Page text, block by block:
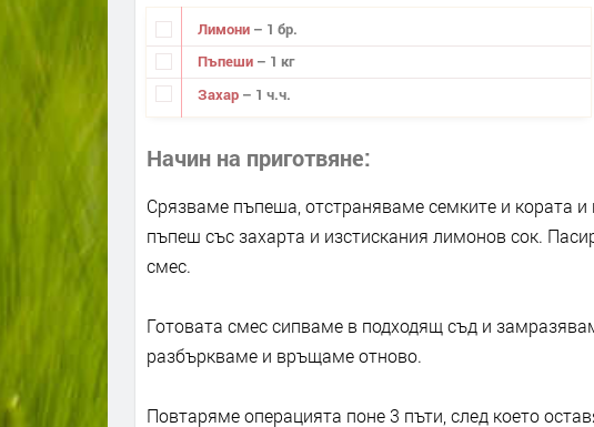
Лимони – 1 бр.
Пъпеши – 1 кг
Захар – 1 ч.ч.
Начин на приготвяне
Срязваме пъпеша, отстраняваме семките и кората
пъпеш със захарта и изстискания лимонов сок.
смес.
Готовата смес сипваме в подходящ съд и
разбъркваме и връщаме отново.
Повтаряме операцията поне 3 пъти, след което